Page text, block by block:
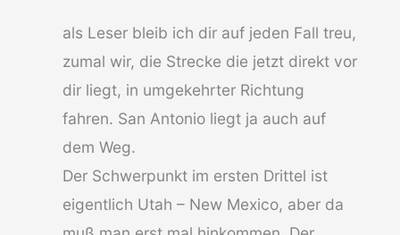
als Leser bleib ich dir auf jeden Fall treu,
zumal wir, die Strecke die jetzt direkt vor
dir liegt, in umgekehrter Richtung
fahren. San Antonio liegt ja auch auf
dem Weg.
Der Schwerpunkt im ersten Drittel ist
eigentlich Utah – New Mexico, aber da